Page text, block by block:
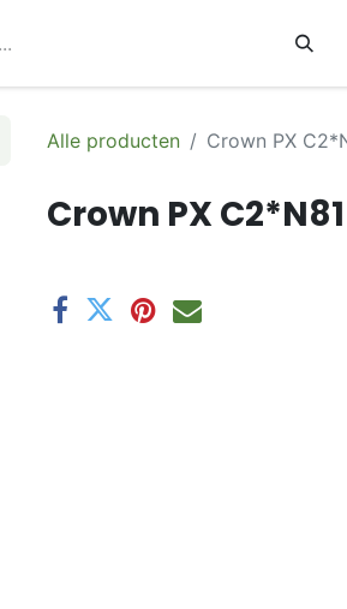
Alle producten Crown PX
Crown PX